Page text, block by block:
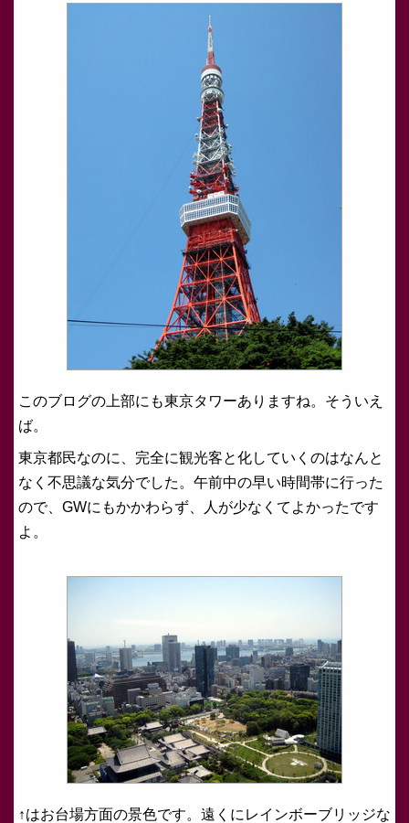
このブログの上部にも東京タワーありますね。そういえ
ば。
東京都民なのに、完全に観光客と化していくのはなんと
なく不思議な気分でした。午前中の早い時間帯に行った
ので、GWにもかかわらず、人が少なくてよかったです
よ。
↑はお台場方面の景色です。遠くにレインボーブリッジな